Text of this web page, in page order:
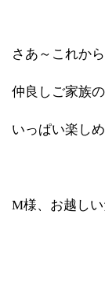
さあ～これか
仲良しご家族
いっぱい楽し
M様、お越し